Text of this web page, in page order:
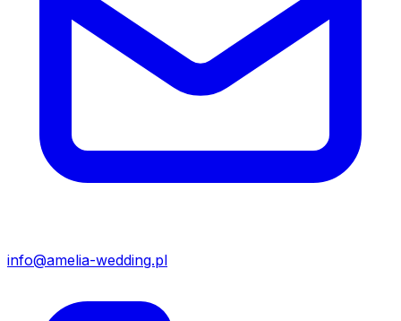
info@amelia-wedding.pl